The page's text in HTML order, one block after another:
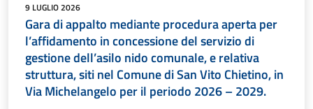
9 LUGLIO 2026
Gara di appalto mediante procedura aperta per
l’affidamento in concessione del servizio di
gestione dell’asilo nido comunale, e relativa
struttura, siti nel Comune di San Vito Chietino, in
Via Michelangelo per il periodo 2026 – 2029.